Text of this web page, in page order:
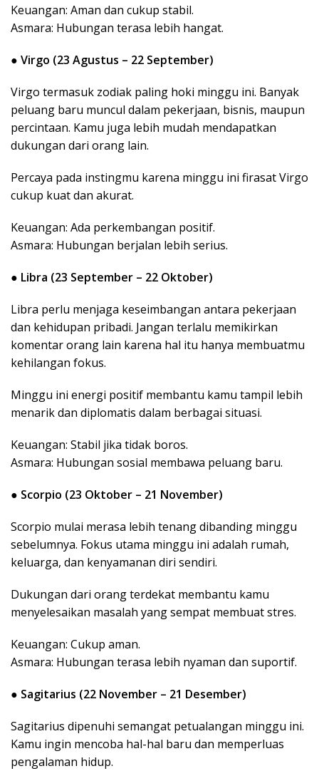
Keuangan: Aman dan cukup stabil.
Asmara: Hubungan terasa lebih hangat.
● Virgo (23 Agustus – 22 September)
Virgo termasuk zodiak paling hoki minggu ini. Banyak
peluang baru muncul dalam pekerjaan, bisnis, maupun
percintaan. Kamu juga lebih mudah mendapatkan
dukungan dari orang lain.
Percaya pada instingmu karena minggu ini firasat Virgo
cukup kuat dan akurat.
Keuangan: Ada perkembangan positif.
Asmara: Hubungan berjalan lebih serius.
● Libra (23 September – 22 Oktober)
Libra perlu menjaga keseimbangan antara pekerjaan
dan kehidupan pribadi. Jangan terlalu memikirkan
komentar orang lain karena hal itu hanya membuatmu
kehilangan fokus.
Minggu ini energi positif membantu kamu tampil lebih
menarik dan diplomatis dalam berbagai situasi.
Keuangan: Stabil jika tidak boros.
Asmara: Hubungan sosial membawa peluang baru.
● Scorpio (23 Oktober – 21 November)
Scorpio mulai merasa lebih tenang dibanding minggu
sebelumnya. Fokus utama minggu ini adalah rumah,
keluarga, dan kenyamanan diri sendiri.
Dukungan dari orang terdekat membantu kamu
menyelesaikan masalah yang sempat membuat stres.
Keuangan: Cukup aman.
Asmara: Hubungan terasa lebih nyaman dan suportif.
● Sagitarius (22 November – 21 Desember)
Sagitarius dipenuhi semangat petualangan minggu ini.
Kamu ingin mencoba hal-hal baru dan memperluas
pengalaman hidup.